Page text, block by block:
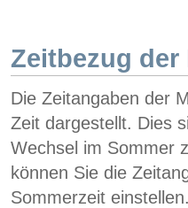
Zeitbezug der
Die Zeitangaben der
Zeit dargestellt. Dies
Wechsel im Sommer
können Sie die
Sommerzeit